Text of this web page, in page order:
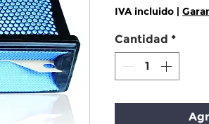
IVA incluido |
Cantidad *